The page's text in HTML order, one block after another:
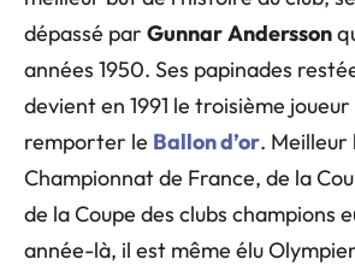
dépassé par GunnarAndersson
années 1950. Ses papinades
devient en 1991 le troisième
remporter le Ballon d’or. Meilleur
Championnat de France, de la
de la Coupe des clubs champions
année-là, il est même élu